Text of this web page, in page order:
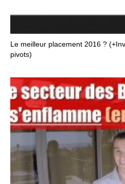
Le meilleur placement 2016 ?
pivots)